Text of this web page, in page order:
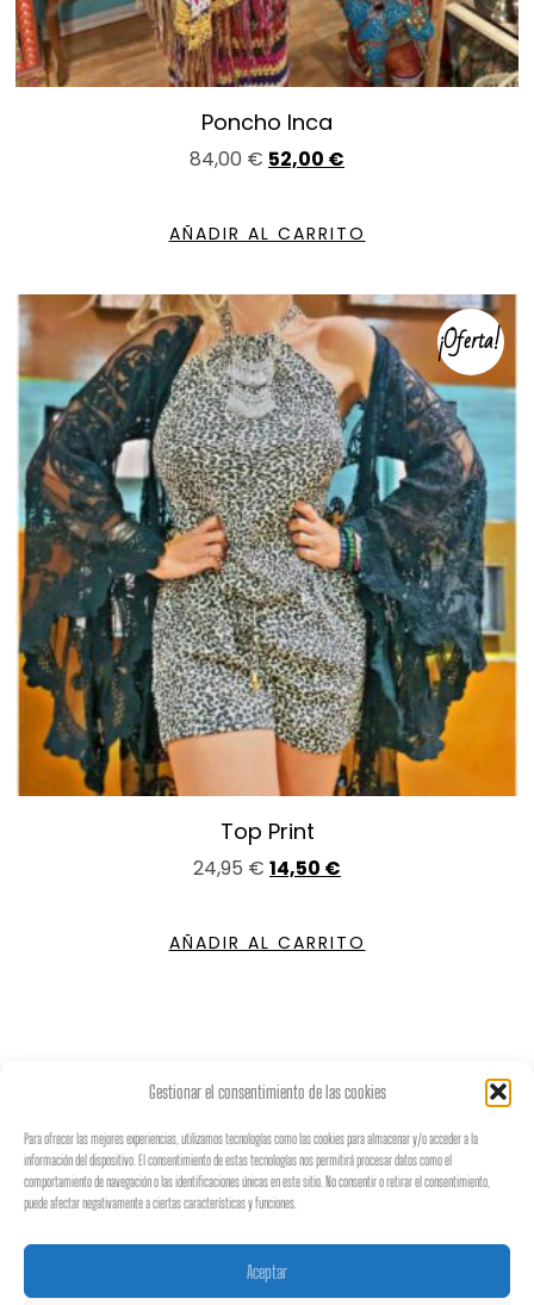
Gestionar el consentimiento de las cookies
Para ofrecer las mejores experiencias, utilizamos tecnologías como las cookies para almacenar y/o acceder a la
información del dispositivo. El consentimiento de estas tecnologías nos permitirá procesar datos como el
comportamiento de navegación o las identificaciones únicas en este sitio. No consentir o retirar el consentimiento,
puede afectar negativamente a ciertas características y funciones.
Aceptar
Poncho Inca
84,00 € 52,00 €
AÑADIR AL CARRITO
¡Oferta!
Top Print
24,95 € 14,50 €
AÑADIR AL CARRITO
♡ 𝐵𝑜𝒽𝑒𝓂𝒾𝒶𝓃 𝒮𝓉𝓎𝓁𝑒 ♡
En este lugar solo existe buena